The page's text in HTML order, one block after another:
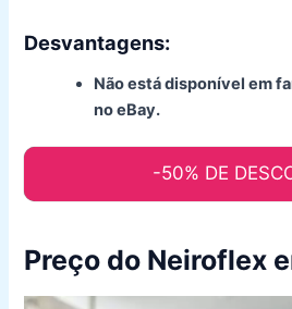
Desvantagens:
Não está disponível em
no eBay.
-50% DE
Preço do Neiroflex